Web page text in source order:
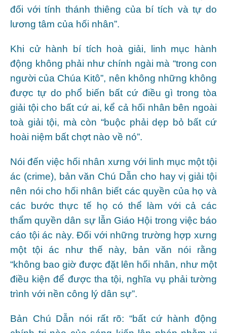
đối với tính thánh thiêng của bí tích và tự do
lương tâm của hối nhân”.
Khi cử hành bí tích hoà giải, linh mục hành
động không phải như chính ngài mà “trong con
người của Chúa Kitô”, nên không những không
được tự do phổ biến bất cứ điều gì trong tòa
giải tội cho bất cứ ai, kể cả hối nhân bên ngoài
toà giải tội, mà còn “buộc phải dẹp bỏ bất cứ
hoài niệm bất chợt nào về nó”.
Nói đến việc hối nhân xưng với linh mục một tội
ác (crime), bản văn Chú Dẫn cho hay vị giải tội
nên nói cho hối nhân biết các quyền của họ và
các bước thực tế họ có thể làm với cả các
thẩm quyền dân sự lẫn Giáo Hội trong việc báo
cáo tội ác này. Đối với những trường hợp xưng
một tội ác như thế này, bản văn nói rằng
“không bao giờ được đặt lên hối nhân, như một
điều kiện để được tha tội, nghĩa vụ phải tường
trình với nền công lý dân sự”.
Bản Chú Dẫn nói rất rõ: “bất cứ hành động